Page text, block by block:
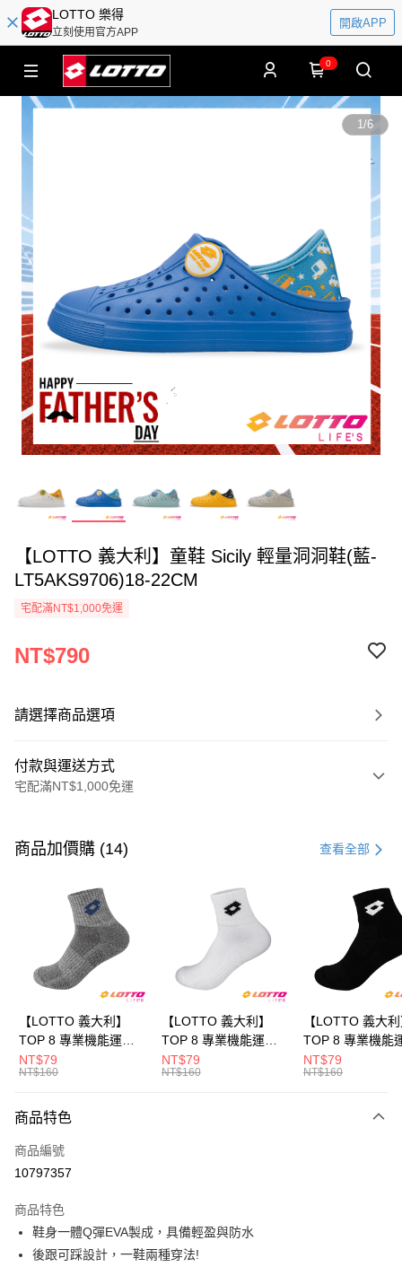
LOTTO 樂得
立刻使用官方APP
開啟APP
0
1/6
【LOTTO 義大利】童鞋 Sicily 輕量洞洞鞋(藍-
LT5AKS9706)18-22CM
宅配滿NT$1,000免運
NT$790
請選擇商品選項
付款與運送方式
宅配滿NT$1,000免運
信用卡一次付款
Apple Pay
悠遊付
ATM付款
付款後全家取貨
每筆NT$80，滿NT$1,500(含以上)免運費
付款後萊爾富取貨
每筆NT$80，滿NT$3,000(含以上)免運費
付款後7-11取貨
每筆NT$80，滿NT$1,500(含以上)免運費
商品加價購 (14) 查看全部
【LOTTO 義大利】
TOP 8 專業機能運動
襪-加大款(灰藍-
LT9CMW8308)
NT$79
NT$160
【LOTTO 義大利】
TOP 8 專業機能運動
襪-加大款(白/黑-
LT9CMW8309)
NT$79
NT$160
【LOTTO 義大
TOP 8 專業機能
襪-加大款(黑/白-
LT9CMW8300)
NT$79
NT$160
商品特色
商品編號
10797357
商品特色
鞋身一體Q彈EVA製成，具備輕盈與防水
後跟可踩設計，一鞋兩種穿法!